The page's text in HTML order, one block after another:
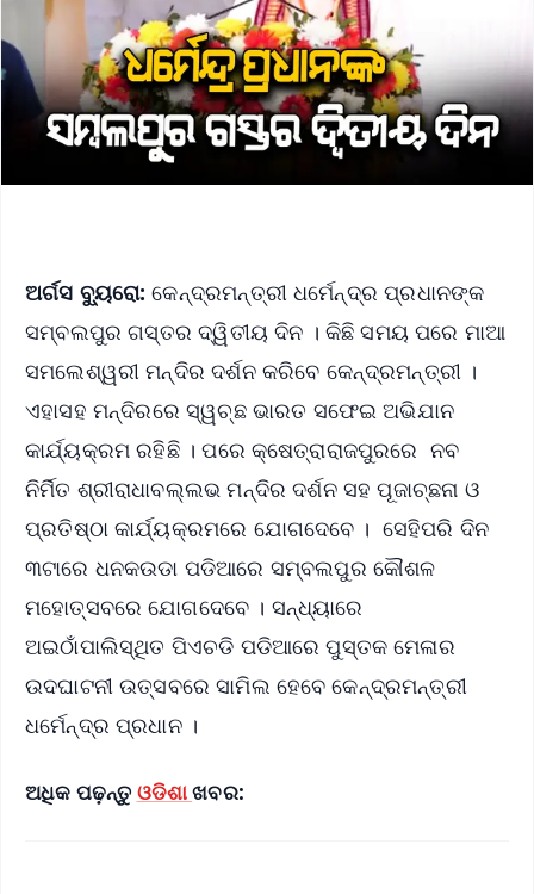
ଅର୍ଗସ ବ୍ୟୁରୋ: କେନ୍ଦ୍ରମନ୍ତ୍ରୀ ଧର୍ମେନ୍ଦ୍ର ପ୍ରଧାନଙ୍କ
ସମ୍ବଲପୁର ଗସ୍ତର ଦ୍ୱିତୀୟ ଦିନ । କିଛି ସମୟ ପରେ ମାଆ
ସମଲେଶ୍ୱରୀ ମନ୍ଦିର ଦର୍ଶନ କରିବେ କେନ୍ଦ୍ରମନ୍ତ୍ରୀ ।
ଏହାସହ ମନ୍ଦିରରେ ସ୍ୱଚ୍ଛ ଭାରତ ସଫେଇ ଅଭିଯାନ
କାର୍ଯ୍ୟକ୍ରମ ରହିଛି । ପରେ କ୍ଷେତ୍ରାରାଜପୁରରେ ନବ
ନିର୍ମିତ ଶ୍ରୀରାଧାବଲ୍ଲଭ ମନ୍ଦିର ଦର୍ଶନ ସହ ପୂଜାଚ୍ଛନା ଓ
ପ୍ରତିଷ୍ଠା କାର୍ଯ୍ୟକ୍ରମରେ ଯୋଗଦେବେ । ସେହିପରି ଦିନ
୩ଟାରେ ଧନକଉଡା ପଡିଆରେ ସମ୍ବଲପୁର କୌଶଳ
ମହୋତ୍ସବରେ ଯୋଗଦେବେ । ସନ୍ଧ୍ୟାରେ
ଅଇଠାଁପାଲିସ୍ଥିତ ପିଏଚଡି ପଡିଆରେ ପୁସ୍ତକ ମେଳାର
ଉଦଘାଟନୀ ଉତ୍ସବରେ ସାମିଲ ହେବେ କେନ୍ଦ୍ରମନ୍ତ୍ରୀ
ଧର୍ମେନ୍ଦ୍ର ପ୍ରଧାନ ।
ଅଧିକ ପଢ଼ନ୍ତୁ ଓଡିଶାଖବର: